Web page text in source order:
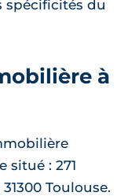
spécificités du
à
situé : 271
Toulouse.